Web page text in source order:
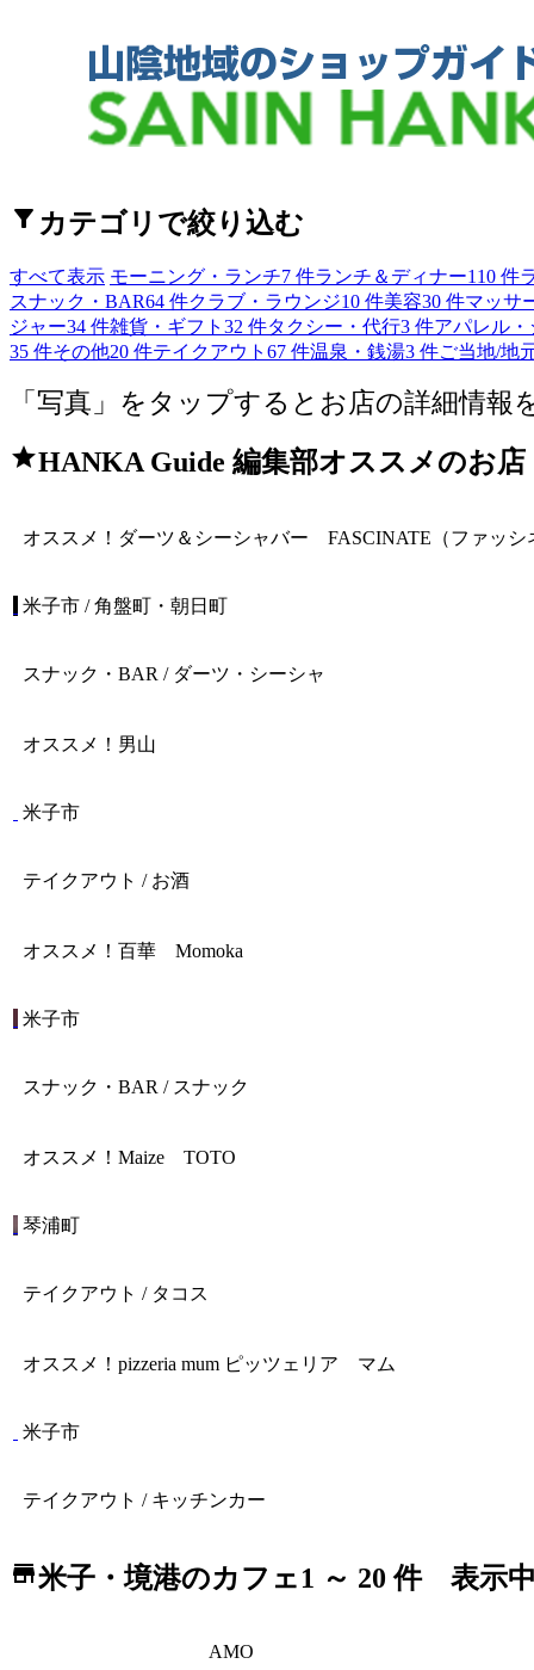
filter_alt カテゴリで絞り込む
すべて表示 モーニング・ランチ7 件ランチ＆ディナー110 件
スナック・BAR64 件クラブ・ラウンジ10 件美容30 件マッサ
ジャー34 件雑貨・ギフト 32 件タクシー・代行3 件アパレル
35 件その他20 件テイクアウト 67 件温泉・銭湯3 件ご当地/地
「写真」をタップするとお店の詳細情報
starHANKA Guide 編集部オススメのお店
オススメ！ ダーツ＆シーシャバー FASCINATE（ファッシ
米子市 / 角盤町・朝日町
スナック・BAR / ダーツ・シーシャ
オススメ！ 男山
米子市
テイクアウト / お酒
オススメ！ 百華 Momoka
米子市
スナック・BAR / スナック
オススメ！ Maize TOTO
琴浦町
テイクアウト / タコス
オススメ！ pizzeria mum ピッツェリア マム
米子市
テイクアウト / キッチンカー
store米子・境港のカフェ1 ～ 20 件 表示
AMO